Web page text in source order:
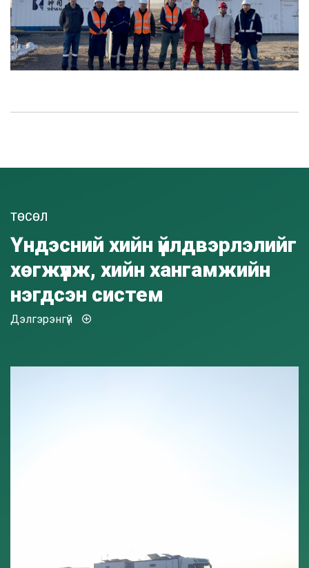
ТӨСӨЛ
Үндэсний хийн үйлдвэрлэлийг
хөгжүүлж, хийн хангамжийн
нэгдсэн систем
Дэлгэрэнгүй